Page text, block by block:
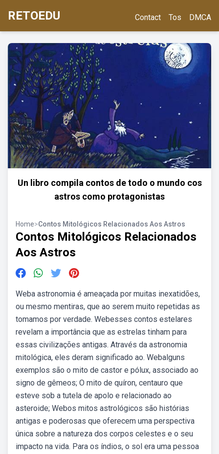
RETOEDU Contact Tos DMCA
Un libro compila contos de todo o mundo cos
astros como protagonistas
Home>Contos Mitológicos Relacionados Aos Astros
Contos Mitológicos Relacionados
Aos Astros
Weba astronomia é ameaçada por muitas inexatidões,
ou mesmo mentiras, que ao serem muito repetidas as
tomamos por verdade. Webesses contos estelares
revelam a importância que as estrelas tinham para
essas civilizações antigas. Através da astronomia
mitológica, eles deram significado ao. Webalguns
exemplos são o mito de castor e pólux, associado ao
signo de gêmeos; O mito de quíron, centauro que
esteve sob a tutela de apolo e relacionado ao
asteroide; Webos mitos astrológicos são histórias
antigas e poderosas que oferecem uma perspectiva
única sobre a natureza dos corpos celestes e o seu
impacto na vida. Para os índios, o sol era uma pessoa